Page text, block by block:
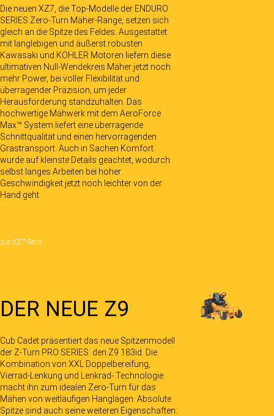
Die neuen XZ7, die Top-Modelle der ENDURO
SERIES Zero-Turn Mäher-Range, setzen sich
gleich an die Spitze des Feldes. Ausgestattet
mit langlebigen und äußerst robusten
Kawasaki und KOHLER Motoren liefern diese
ultimativen Null-Wendekreis Mäher jetzt noch
mehr Power, bei voller Flexibilität und
überragender Präzision, um jeder
Herausforderung standzuhalten. Das
hochwertige Mähwerk mit dem AeroForce
Max™ System liefert eine überragende
Schnittqualität und einen hervorragenden
Grastransport. Auch in Sachen Komfort
wurde auf kleinste Details geachtet, wodurch
selbst langes Arbeiten bei hoher
Geschwindigkeit jetzt noch leichter von der
Hand geht.
zur XZ7-Serie
DER NEUE Z9
Cub Cadet präsentiert das neue Spitzenmodell
der Z-Turn PRO SERIES: den Z9 183id. Die
Kombination von XXL Doppelbereifung,
Vierrad-Lenkung und Lenkrad- Technologie
macht ihn zum idealen Zero-Turn für das
Mähen von weitläufigen Hanglagen. Absolute
Spitze sind auch seine weiteren Eigenschaften: